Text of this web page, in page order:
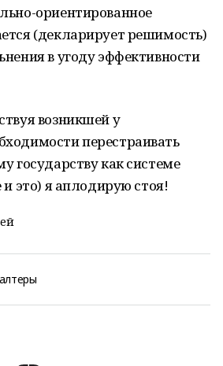
ориентированное
(декларирует решимость)
в угоду эффективности
возникшей у
перестраивать
государству как системе
и это) я аплодирую стоя!